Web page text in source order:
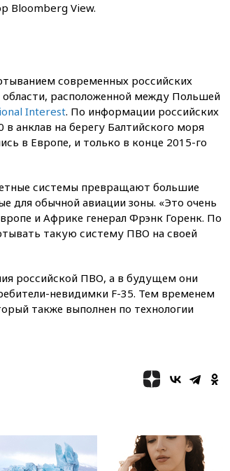
обломков дрона
400 БПЛА над российскими
регионами
08:16 Лукашенко призвал
белорусов покупать избы в
селах
авиатоплива в Европу
США и Колумбия
обсуждают координацию
усилий против наркотрафика
присутствие в Сеуте на фоне
миграционного кризиса
03:30 В Минстрое сравнили
в Госдепе, чтобы «вести
Сеуту на параплане
00:30
FT: ЕС не готов принять в
Bloomberg View.
современных российских
расположенной между Польшей
Interest. По информации российских
анклав на берегу Балтийского моря
в Европе, и только в конце 2015-го
системы превращают большие
для обычной авиации зоны. «Это очень
и Африке генерал Фрэнк Горенк. По
такую систему ПВО на своей
российской ПВО, а в будущем они
невидимки F-35. Тем временем
также выполнен по технологии